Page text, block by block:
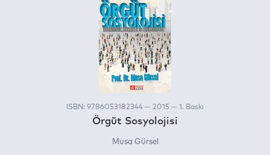
ISBN: 9786053182344 — 2015 — 1. Baskı
Örgüt Sosyolojisi
Musa Gürsel